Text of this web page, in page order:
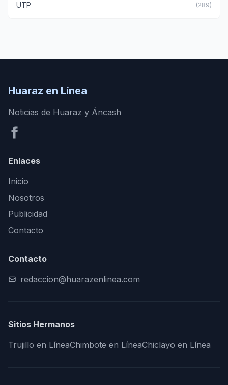
UTP (289)
Huaraz en Línea
Noticias de Huaraz y Áncash
Enlaces
Inicio
Nosotros
Publicidad
Contacto
Contacto
redaccion@huarazenlinea.com
Sitios Hermanos
Trujillo en LíneaChimbote en LíneaChiclayo en Línea